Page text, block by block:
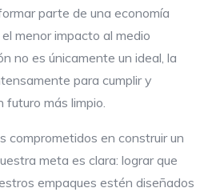
parte de una economía
menor impacto al medio
no es únicamente un ideal, la
para cumplir y
futuro más limpio.
comprometidos en construir un
meta es clara: lograr que
empaques estén diseñados